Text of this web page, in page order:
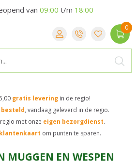
gratis leveringin de regio!
besteld, vandaag geleverd in de regio.
met onze eigen bezorgdienst.
klantenkaart om punten te sparen.
van 09:00 t/m 18:00
MUGGEN EN WESPEN